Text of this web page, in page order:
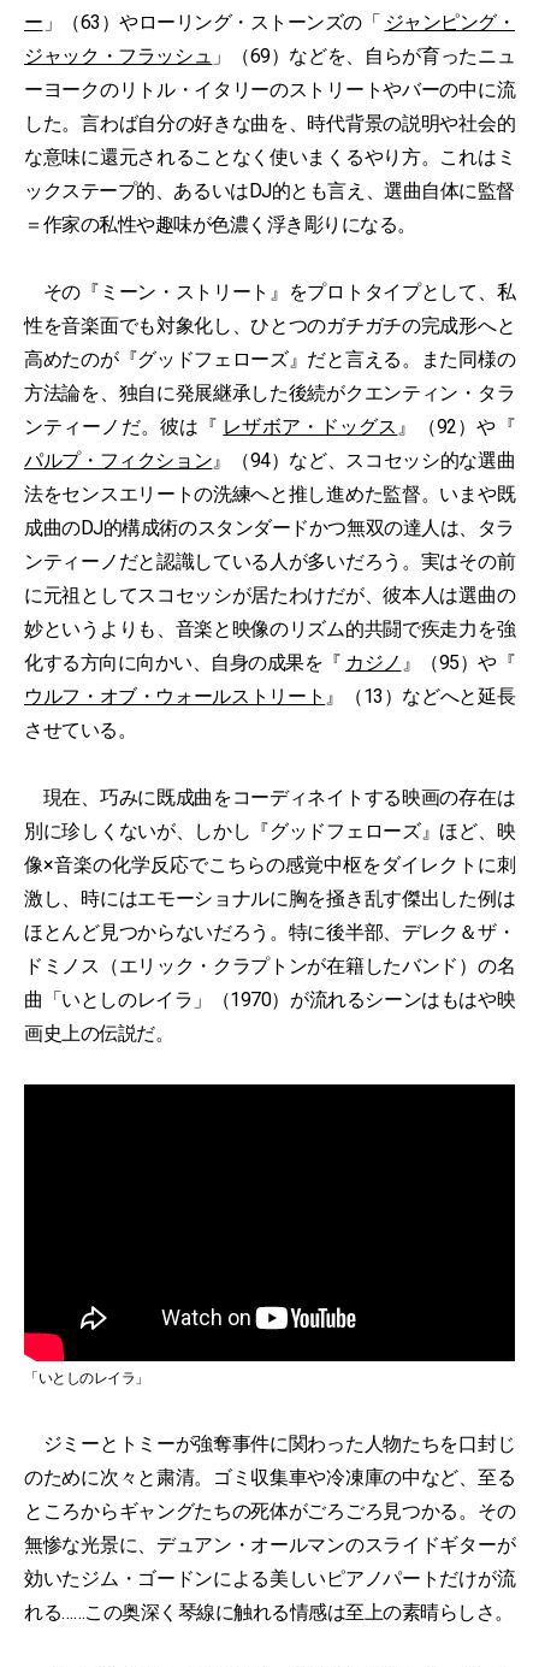
ー 」（63）やローリング・ストーンズの「 ジャンピング・
ジャック・フラッシュ 」（69）などを、自らが育ったニュ
ーヨークのリトル・イタリーのストリートやバーの中に流
した。言わば自分の好きな曲を、時代背景の説明や社会的
な意味に還元されることなく使いまくるやり方。これはミ
ックステープ的、あるいはDJ的とも言え、選曲自体に監督
＝作家の私性や趣味が色濃く浮き彫りになる。
その『ミーン・ストリート』をプロトタイプとして、私
性を音楽面でも対象化し、ひとつのガチガチの完成形へと
高めたのが『グッドフェローズ』だと言える。また同様の
方法論を、独自に発展継承した後続がクエンティン・タラ
ンティーノだ。彼は『 レザボア・ドッグス 』（92）や『
パルプ・フィクション 』（94）など、スコセッシ的な選曲
法をセンスエリートの洗練へと推し進めた監督。いまや既
成曲のDJ的構成術のスタンダードかつ無双の達人は、タラ
ンティーノだと認識している人が多いだろう。実はその前
に元祖としてスコセッシが居たわけだが、彼本人は選曲の
妙というよりも、音楽と映像のリズム的共闘で疾走力を強
化する方向に向かい、自身の成果を『 カジノ 』（95）や『
ウルフ・オブ・ウォールストリート 』（13）などへと延長
させている。
現在、巧みに既成曲をコーディネイトする映画の存在は
別に珍しくないが、しかし『グッドフェローズ』ほど、映
像×音楽の化学反応でこちらの感覚中枢をダイレクトに刺
激し、時にはエモーショナルに胸を掻き乱す傑出した例は
ほとんど見つからないだろう。特に後半部、デレク＆ザ・
ドミノス（エリック・クラプトンが在籍したバンド）の名
曲「いとしのレイラ」（1970）が流れるシーンはもはや映
画史上の伝説だ。
「いとしのレイラ」
ジミーとトミーが強奪事件に関わった人物たちを口封じ
のために次々と粛清。ゴミ収集車や冷凍庫の中など、至る
ところからギャングたちの死体がごろごろ見つかる。その
無惨な光景に、デュアン・オールマンのスライドギターが
効いたジム・ゴードンによる美しいピアノパートだけが流
れる……この奥深く琴線に触れる情感は至上の素晴らしさ。